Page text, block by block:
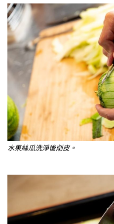
水果絲瓜洗淨後削皮。